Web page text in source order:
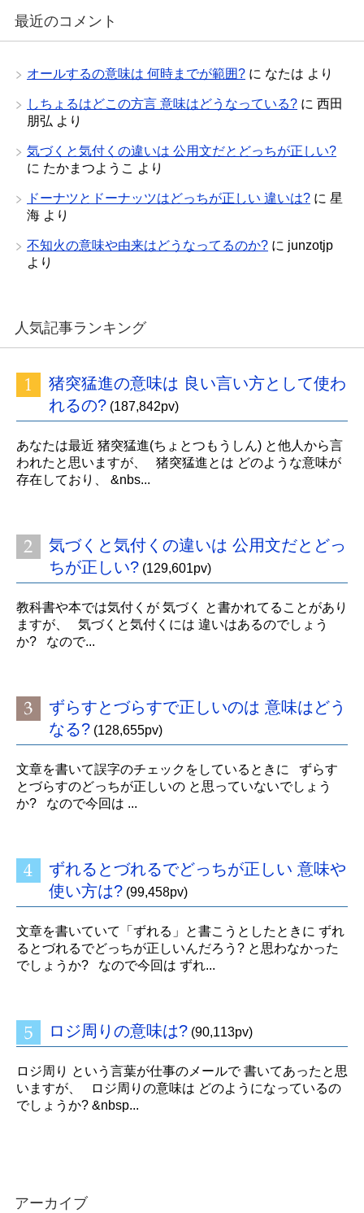
最近のコメント
オールするの意味は 何時までが範囲? に なたは より
しちょるはどこの方言 意味はどうなっている? に 西田
朋弘 より
気づくと気付くの違いは 公用文だとどっちが正しい?
に たかまつようこ より
ドーナツとドーナッツはどっちが正しい 違いは? に 星
海 より
不知火の意味や由来はどうなってるのか? に junzotjp
より
人気記事ランキング
猪突猛進の意味は 良い言い方として使わ
れるの? (187,842pv)
あなたは最近 猪突猛進(ちょとつもうしん) と他人から言
われたと思いますが、 猪突猛進とは どのような意味が
存在しており、 &nbs...
気づくと気付くの違いは 公用文だとどっ
ちが正しい? (129,601pv)
教科書や本では気付くが 気づく と書かれてることがあり
ますが、 気づくと気付くには 違いはあるのでしょう
か? なので...
ずらすとづらすで正しいのは 意味はどう
なる? (128,655pv)
文章を書いて誤字のチェックをしているときに ずらす
とづらすのどっちが正しいの と思っていないでしょう
か? なので今回は ...
ずれるとづれるでどっちが正しい 意味や
使い方は? (99,458pv)
文章を書いていて「ずれる」と書こうとしたときに ずれ
るとづれるでどっちが正しいんだろう? と思わなかった
でしょうか? なので今回は ずれ...
ロジ周りの意味は? (90,113pv)
ロジ周り という言葉が仕事のメールで 書いてあったと思
いますが、 ロジ周りの意味は どのようになっているの
でしょうか? &nbsp...
アーカイブ